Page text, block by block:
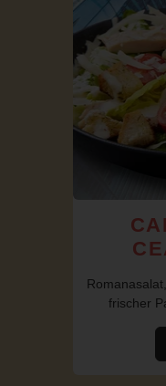
frischer